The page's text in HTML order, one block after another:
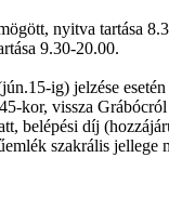
nyitva tartása
9.30-20.00.
ig) jelzése
kor, vissza
belépési díj
szakrális